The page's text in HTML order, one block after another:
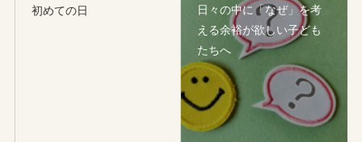
初めての日
日々の中に「なぜ」を考
える余裕が欲しい子ども
たちへ